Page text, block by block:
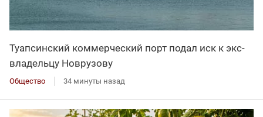
Туапсинский коммерческий порт подал иск к экс-
владельцу Новрузову
Общество 34 минуты назад